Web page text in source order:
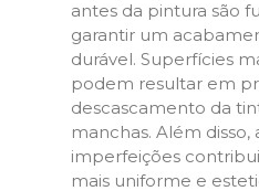
antes da pintura são
garantir um
durável. Superfícies
podem resultar em
descascamento da
manchas. Além disso,
imperfeições
mais uniforme e